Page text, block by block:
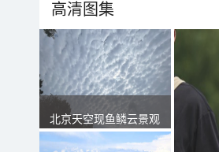
高清图集
北京天空现鱼鳞云景观